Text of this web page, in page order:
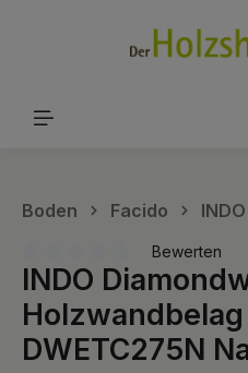
Boden Facido INDO
Durchschnittliche Bewertung
Bewerten
INDO
DWETC275N